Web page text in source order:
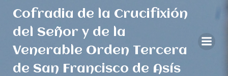
al
contenido
Cofradia de la Crucifixión
del Señor y de la
Venerable Orden Tercera
de San Francisco de Asís